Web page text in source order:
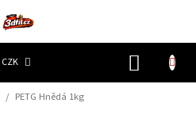
CZK
/ PETG Hnědá 1kg